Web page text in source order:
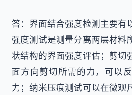
答：界面结合强度检测主要有
强度测试是测量分离两层材料
状结构的界面强度评估；剪切
面方向剪切所需的力，可以
力；纳米压痕测试可以在微观